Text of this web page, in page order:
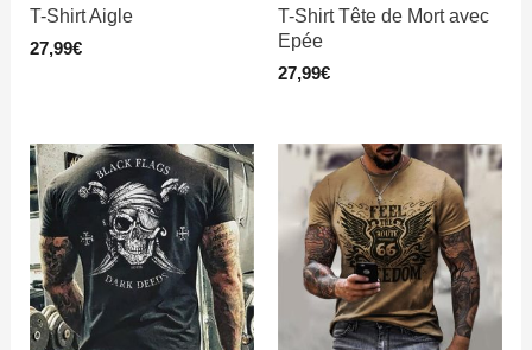
T-Shirt Aigle
27,99€
T-Shirt Tête de Mort avec
Epée
27,99€